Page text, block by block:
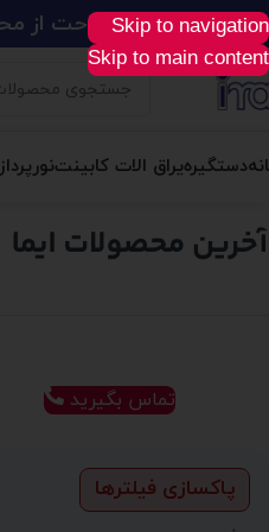
Skip to navigation
Skip to main content
آسان، سریع و راحت از
دستگیرهیراق الات کابینت
تماس بگیرید
پاکسازی فیلترها